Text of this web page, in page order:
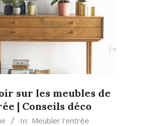
sur les meubles de
| Conseils déco
In: Meubler l'entrée